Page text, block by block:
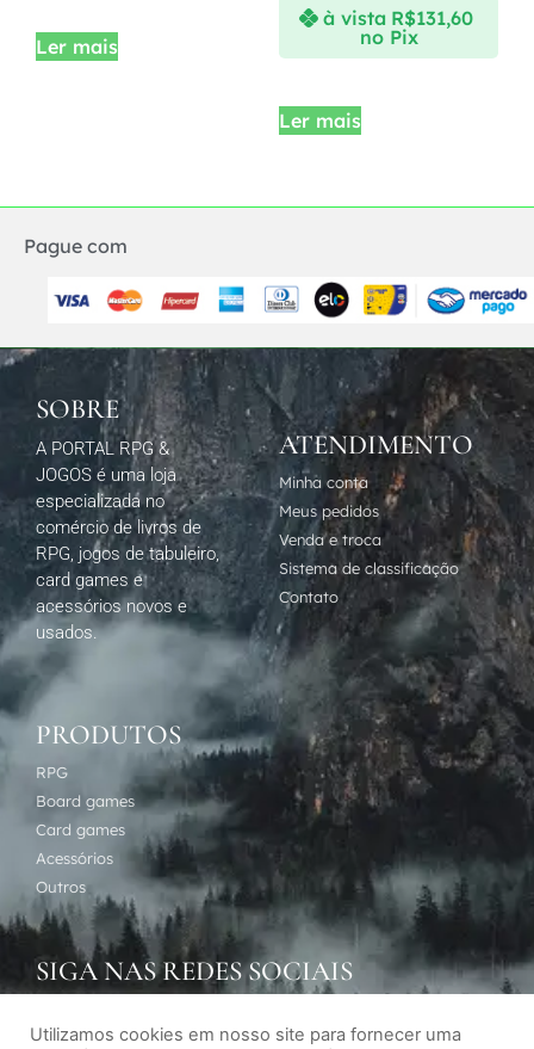
Ler mais
à vista R$131,60
no Pix
Ler mais
Pague com
SOBRE
A PORTAL RPG &
JOGOS é uma loja
especializada no
comércio de livros de
RPG, jogos de tabuleiro,
card games e
acessórios novos e
usados.
ATENDIMENTO
Minha conta
Meus pedidos
Venda e troca
Sistema de classificação
Contato
PRODUTOS
RPG
Board games
Card games
Acessórios
Outros
SIGA NAS REDES SOCIAIS
Utilizamos cookies em nosso site para fornecer uma